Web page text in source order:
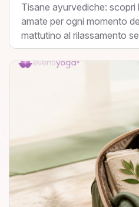
Tisane ayurvediche: scopri
amate per ogni momento
mattutino al rilassamento